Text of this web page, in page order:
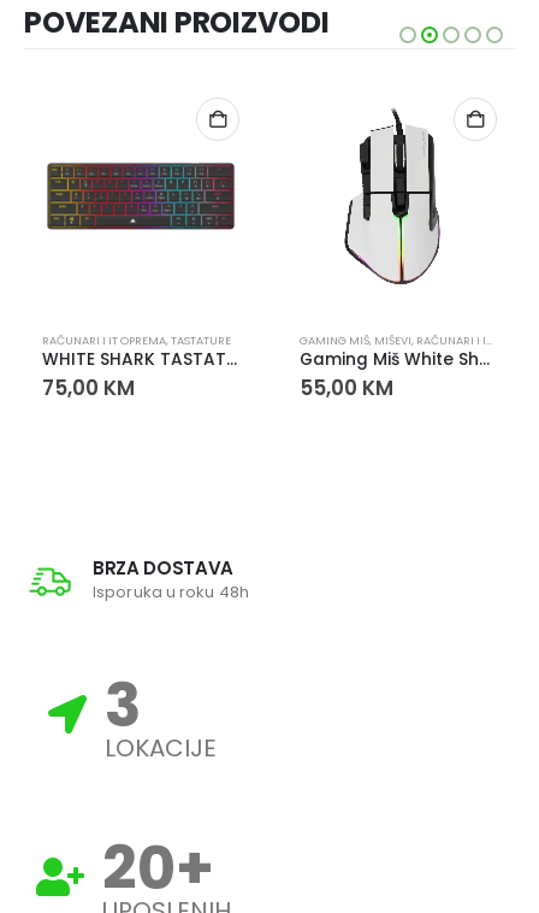
POVEZANI PROIZVODI
RAČUNARI I IT OPREMA,TASTATURE
WHITE SHARK TASTATURA NAGAMAKI Crna
75,00 KM
GAMING MIŠ, MIŠEVI, RAČUNARI I IT OPREMA
Gaming Miš White Shark MARROK
55,00 KM
BRZA DOSTAVA
Isporuka u roku 48h
3
LOKACIJE
20+